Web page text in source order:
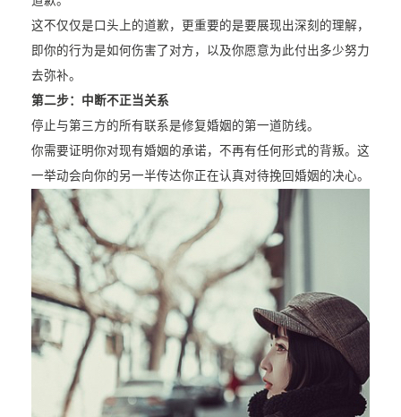
这不仅仅是口头上的道歉，更重要的是要展现出深刻的理解，
即你的行为是如何伤害了对方，以及你愿意为此付出多少努力
去弥补。
第二步： 中断不正当关系
停止与第三方的所有联系是修复婚姻的第一道防线。
你需要证明你对现有婚姻的承诺，不再有任何形式的背叛。这
一举动会向你的另一半传达你正在认真对待挽回婚姻的决心。